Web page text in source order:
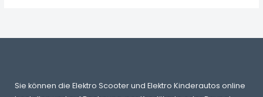
Sie können die Elektro Scooter und Elektro Kinderautos online